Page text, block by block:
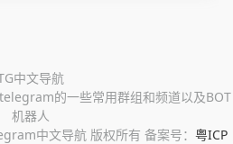
中文导航
的一些常用群组和频道以及BOT
机器人
中文导航 版权所有 备案号： 粤ICP